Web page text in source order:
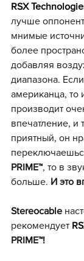
RSX
лучше
мнимые
более
добавляя
диапазона.
американца, то
производит
впечатление, и
приятный, он
PRIME™, то в
больше. И это
Stereocable
рекомендует
PRIME™!